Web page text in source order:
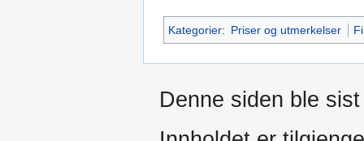
Kategorier: Priser og utmerkelser
Denne siden ble